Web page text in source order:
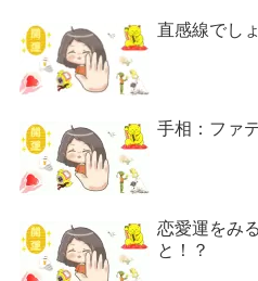
直感線でし
手相：ファ
恋愛運をみ
と！？